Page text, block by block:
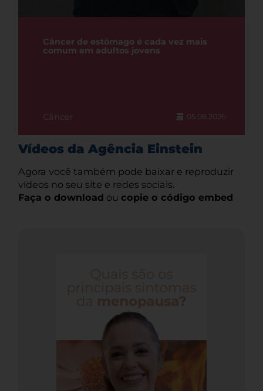
Câncer de estômago é cada vez mais
comum em adultos jovens
Câncer 05.08.2026
Vídeos da Agência Einstein
Agora você também pode baixar e reproduzir
vídeos no seu site e redes sociais.
Faça o download ou copie o código embed